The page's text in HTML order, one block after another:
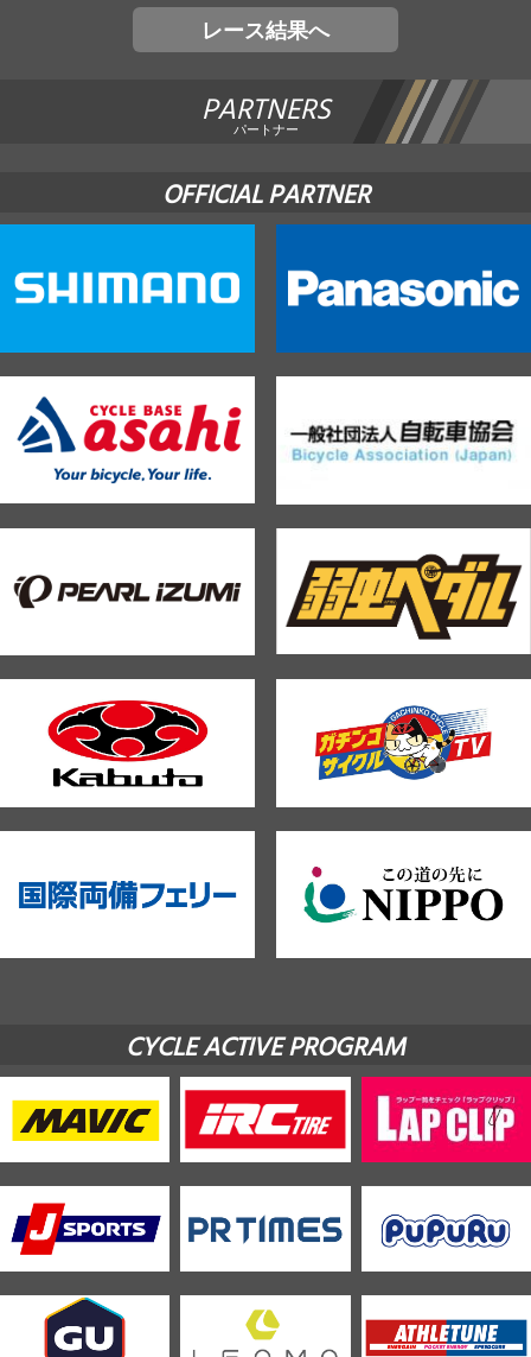
レース結果へ
PARTNERS
パートナー
OFFICIAL PARTNER
CYCLE ACTIVE PROGRAM